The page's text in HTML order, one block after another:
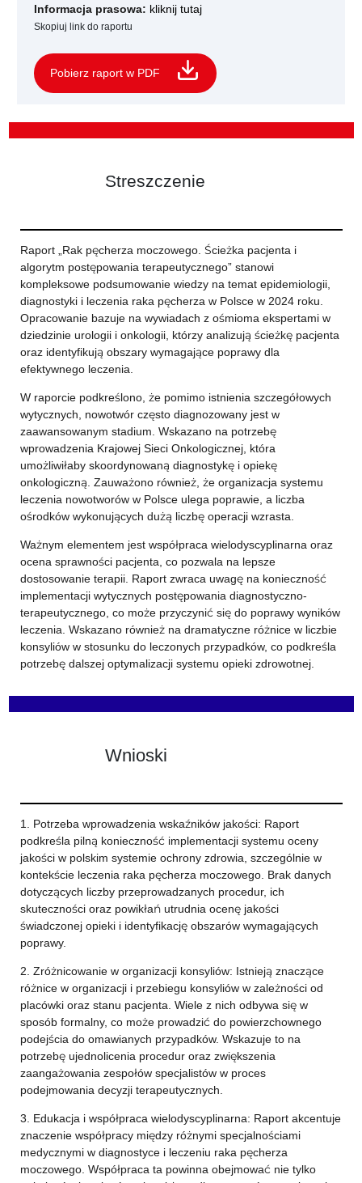
Informacja prasowa: kliknij tutaj
Skopiuj link do raportu
Pobierz raport w PDF
Streszczenie
Raport „Rak pęcherza moczowego. Ścieżka pacjenta i
algorytm postępowania terapeutycznego” stanowi
kompleksowe podsumowanie wiedzy na temat epidemiologii,
diagnostyki i leczenia raka pęcherza w Polsce w 2024 roku.
Opracowanie bazuje na wywiadach z ośmioma ekspertami w
dziedzinie urologii i onkologii, którzy analizują ścieżkę pacjenta
oraz identyfikują obszary wymagające poprawy dla
efektywnego leczenia.
W raporcie podkreślono, że pomimo istnienia szczegółowych
wytycznych, nowotwór często diagnozowany jest w
zaawansowanym stadium. Wskazano na potrzebę
wprowadzenia Krajowej Sieci Onkologicznej, która
umożliwiłaby skoordynowaną diagnostykę i opiekę
onkologiczną. Zauważono również, że organizacja systemu
leczenia nowotworów w Polsce ulega poprawie, a liczba
ośrodków wykonujących dużą liczbę operacji wzrasta.
Ważnym elementem jest współpraca wielodyscyplinarna oraz
ocena sprawności pacjenta, co pozwala na lepsze
dostosowanie terapii. Raport zwraca uwagę na konieczność
implementacji wytycznych postępowania diagnostyczno-
terapeutycznego, co może przyczynić się do poprawy wyników
leczenia. Wskazano również na dramatyczne różnice w liczbie
konsyliów w stosunku do leczonych przypadków, co podkreśla
potrzebę dalszej optymalizacji systemu opieki zdrowotnej.
Wnioski
1. Potrzeba wprowadzenia wskaźników jakości: Raport
podkreśla pilną konieczność implementacji systemu oceny
jakości w polskim systemie ochrony zdrowia, szczególnie w
kontekście leczenia raka pęcherza moczowego. Brak danych
dotyczących liczby przeprowadzanych procedur, ich
skuteczności oraz powikłań utrudnia ocenę jakości
świadczonej opieki i identyfikację obszarów wymagających
poprawy.
2. Zróżnicowanie w organizacji konsyliów: Istnieją znaczące
różnice w organizacji i przebiegu konsyliów w zależności od
placówki oraz stanu pacjenta. Wiele z nich odbywa się w
sposób formalny, co może prowadzić do powierzchownego
podejścia do omawianych przypadków. Wskazuje to na
potrzebę ujednolicenia procedur oraz zwiększenia
zaangażowania zespołów specjalistów w proces
podejmowania decyzji terapeutycznych.
3. Edukacja i współpraca wielodyscyplinarna: Raport akcentuje
znaczenie współpracy między różnymi specjalnościami
medycznymi w diagnostyce i leczeniu raka pęcherza
moczowego. Współpraca ta powinna obejmować nie tylko